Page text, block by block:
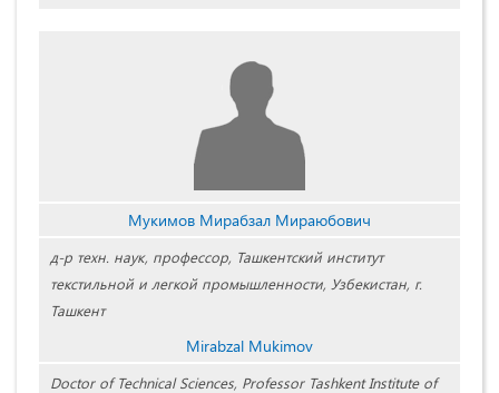
Мукимов Мирабзал Мираюбович
д-р техн. наук, профессор, Ташкентский институт
текстильной и легкой промышленности, Узбекистан, г.
Ташкент
Mirabzal Mukimov
Doctor of Technical Sciences, Professor Tashkent Institute of